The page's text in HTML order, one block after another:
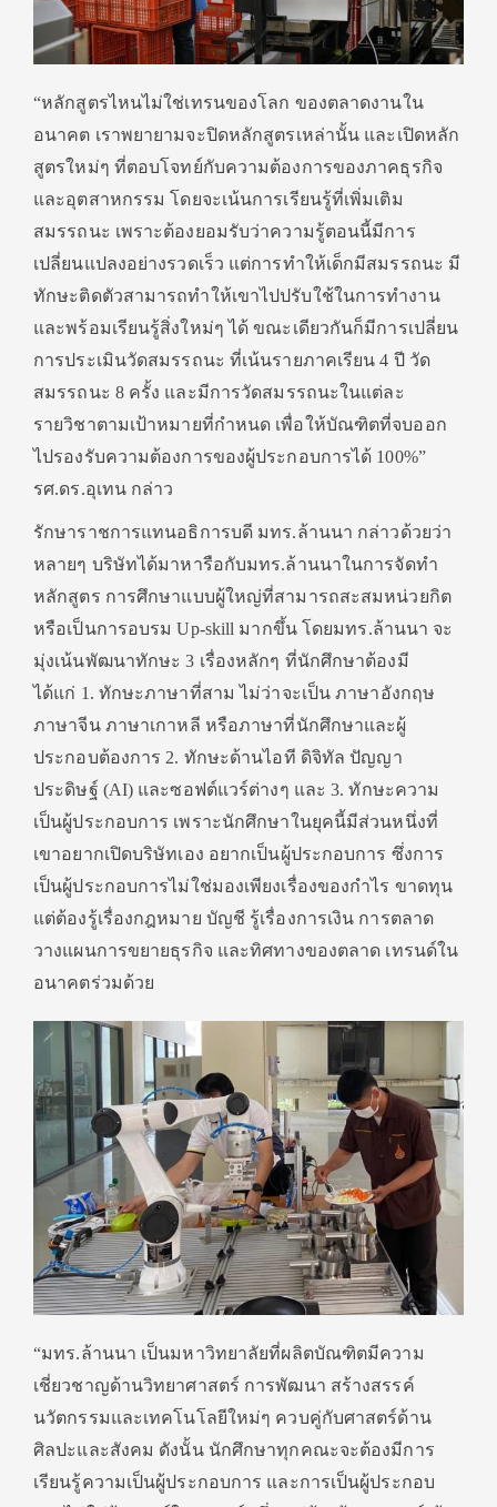
“หลักสูตรไหนไม่ใช่เทรนของโลก ของตลาดงานใน
อนาคต เราพยายามจะปิดหลักสูตรเหล่านั้น และเปิดหลัก
สูตรใหม่ๆ ที่ตอบโจทย์กับความต้องการของภาคธุรกิจ
และอุตสาหกรรม โดยจะเน้นการเรียนรู้ที่เพิ่มเติม
สมรรถนะ เพราะต้องยอมรับว่าความรู้ตอนนี้มีการ
เปลี่ยนแปลงอย่างรวดเร็ว แต่การทำให้เด็กมีสมรรถนะ มี
ทักษะติดตัวสามารถทำให้เขาไปปรับใช้ในการทำงาน
และพร้อมเรียนรู้สิ่งใหม่ๆ ได้ ขณะเดียวกันก็มีการเปลี่ยน
การประเมินวัดสมรรถนะ ที่เน้นรายภาคเรียน 4 ปี วัด
สมรรถนะ 8 ครั้ง และมีการวัดสมรรถนะในแต่ละ
รายวิชาตามเป้าหมายที่กำหนด เพื่อให้บัณฑิตที่จบออก
ไปรองรับความต้องการของผู้ประกอบการได้ 100%”
รศ.ดร.อุเทน กล่าว
รักษาราชการแทนอธิการบดี มทร.ล้านนา กล่าวด้วยว่า
หลายๆ บริษัทได้มาหารือกับมทร.ล้านนาในการจัดทำ
หลักสูตร การศึกษาแบบผู้ใหญ่ที่สามารถสะสมหน่วยกิต
หรือเป็นการอบรม Up-skill มากขึ้น โดยมทร.ล้านนา จะ
มุ่งเน้นพัฒนาทักษะ 3 เรื่องหลักๆ ที่นักศึกษาต้องมี
ได้แก่ 1. ทักษะภาษาที่สาม ไม่ว่าจะเป็น ภาษาอังกฤษ
ภาษาจีน ภาษาเกาหลี หรือภาษาที่นักศึกษาและผู้
ประกอบต้องการ 2. ทักษะด้านไอที ดิจิทัล ปัญญา
ประดิษฐ์ (AI) และซอฟต์แวร์ต่างๆ และ 3. ทักษะความ
เป็นผู้ประกอบการ เพราะนักศึกษาในยุคนี้มีส่วนหนึ่งที่
เขาอยากเปิดบริษัทเอง อยากเป็นผู้ประกอบการ ซึ่งการ
เป็นผู้ประกอบการไม่ใช่มองเพียงเรื่องของกำไร ขาดทุน
แต่ต้องรู้เรื่องกฎหมาย บัญชี รู้เรื่องการเงิน การตลาด
วางแผนการขยายธุรกิจ และทิศทางของตลาด เทรนด์ใน
อนาคตร่วมด้วย
“มทร.ล้านนา เป็นมหาวิทยาลัยที่ผลิตบัณฑิตมีความ
เชี่ยวชาญด้านวิทยาศาสตร์ การพัฒนา สร้างสรรค์
นวัตกรรมและเทคโนโลยีใหม่ๆ ควบคู่กับศาสตร์ด้าน
ศิลปะและสังคม ดังนั้น นักศึกษาทุกคณะจะต้องมีการ
เรียนรู้ความเป็นผู้ประกอบการ และการเป็นผู้ประกอบ